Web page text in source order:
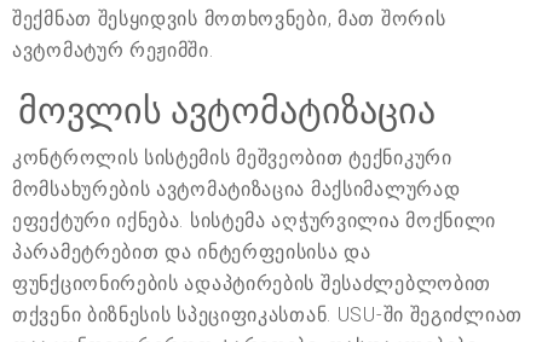
შექმნათ შესყიდვის მოთხოვნები, მათ შორის
ავტომატურ რეჟიმში.
მოვლის ავტომატიზაცია
კონტროლის სისტემის მეშვეობით ტექნიკური
მომსახურების ავტომატიზაცია მაქსიმალურად
ეფექტური იქნება. სისტემა აღჭურვილია მოქნილი
პარამეტრებით და ინტერფეისისა და
ფუნქციონირების ადაპტირების შესაძლებლობით
თქვენი ბიზნესის სპეციფიკასთან. USU-ში შეგიძლიათ